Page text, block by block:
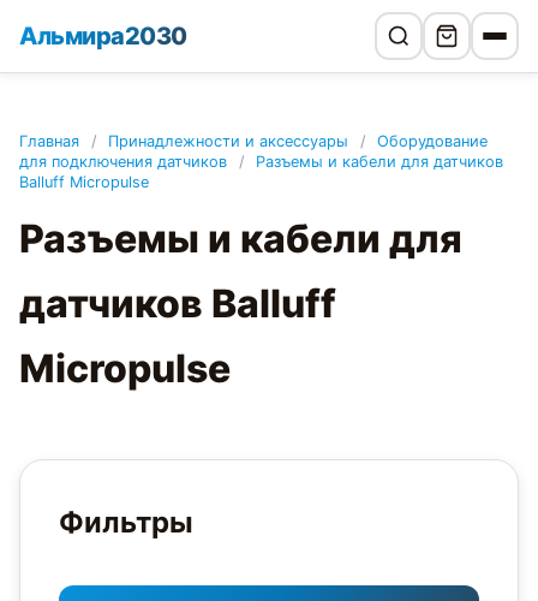
Альмира2030
Главная / Принадлежности и аксессуары /
Оборудование
для подключения датчиков
/
Разъемы и кабели для датчиков
Balluff Micropulse
Разъемы и кабели для
датчиков Balluff
Micropulse
Фильтры